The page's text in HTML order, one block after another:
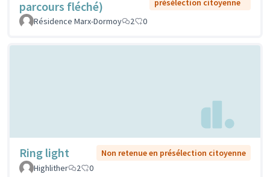
parcours fléché)
présélection citoyenne
Résidence Marx-Dormoy
2 0
Ring light
Non retenue en présélection citoyenne
Highlither
2 0